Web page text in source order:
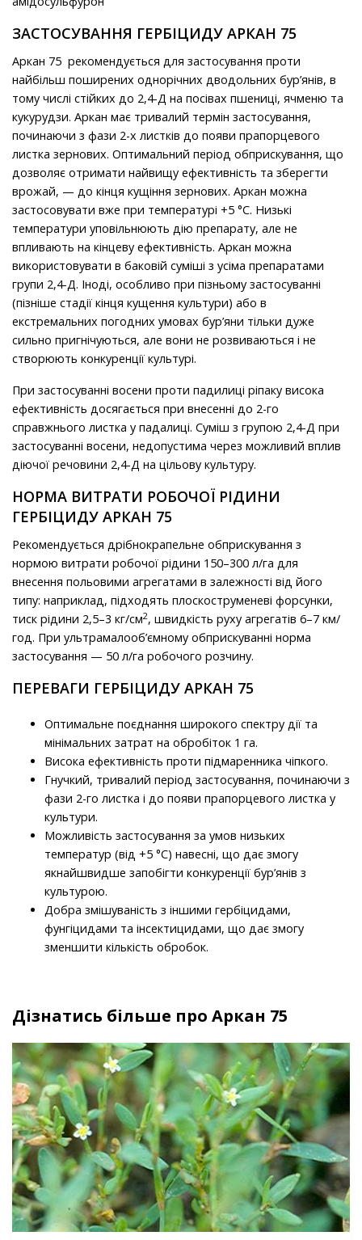
ЗАСТОСУВАННЯ ГЕРБІЦИДУ АРКАН 75
Аркан 75 рекомендується для застосування проти
найбільш поширених однорічних дводольних бур’янів, в
тому числі стійких до 2,4-Д на посівах пшениці, ячменю та
кукурудзи. Аркан має тривалий термін застосування,
починаючи з фази 2-х листків до появи прапорцевого
листка зернових. Оптимальний період обприскування, що
дозволяє отримати найвищу ефективність та зберегти
врожай, — до кінця кущіння зернових. Аркан можна
застосовувати вже при температурі +5 °С. Низькі
температури уповільнюють дію препарату, але не
впливають на кінцеву ефективність. Аркан можна
використовувати в баковій суміші з усіма препаратами
групи 2,4-Д. Іноді, особливо при пізньому застосуванні
(пізніше стадії кінця кущення культури) або в
екстремальних погодних умовах бур’яни тільки дуже
сильно пригнічуються, але вони не розвиваються і не
створюють конкуренції культурі.
При застосуванні восени проти падилиці ріпаку висока
ефективність досягається при внесенні до 2-го
справжнього листка у падалиці. Суміш з групою 2,4-Д при
застосуванні восени, недопустима через можливий вплив
діючої речовини 2,4-Д на цільову культуру.
НОРМА ВИТРАТИ РОБОЧОЇ РІДИНИ
ГЕРБІЦИДУ АРКАН 75
Рекомендується дрібнокрапельне обприскування з
нормою витрати робочої рідини 150–300 л/га для
внесення польовими агрегатами в залежності від його
типу: наприклад, підходять плоскоструменеві форсунки,
тиск рідини 2,5–3 кг/см2, швидкість руху агрегатів 6–7 км/
год. При ультрамалооб’ємному обприскуванні норма
застосування — 50 л/га робочого розчину.
ПЕРЕВАГИ ГЕРБІЦИДУ АРКАН 75
Оптимальне поєднання широкого спектру дії та
мінімальних затрат на обробіток 1 га.
Висока ефективність проти підмаренника чіпкого.
Гнучкий, тривалий період застосування, починаючи з
фази 2-го листка і до появи прапорцевого листка у
культури.
Можливість застосування за умов низьких
температур (від +5 °C) навесні, що дає змогу
якнайшвидше запобігти конкуренції бур’янів з
культурою.
Добра змішуваність з іншими гербіцидами,
фунгіцидами та інсектицидами, що дає змогу
зменшити кількість обробок.
Дізнатись більше про Аркан 75